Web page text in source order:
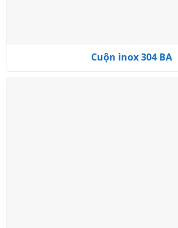
Cuộn inox 304 BA